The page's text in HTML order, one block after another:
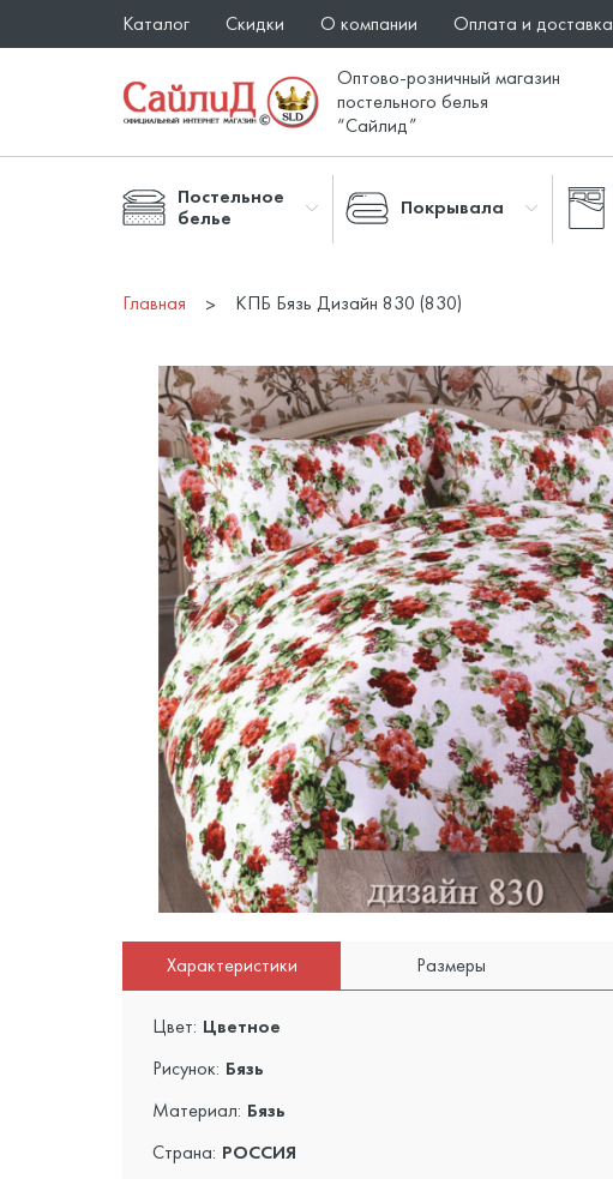
Каталог Скидки О компании Оплата и доставка
Оптово-розничный магазин
постельного белья
“Сайлид”
Постельное
белье
Покрывала
Главная КПБ Бязь Дизайн 830 (830)
Характеристики Размеры
Цвет: Цветное
Рисунок: Бязь
Материал: Бязь
Страна: РОССИЯ